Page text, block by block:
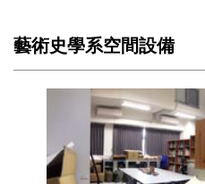
藝術史學系空間設備